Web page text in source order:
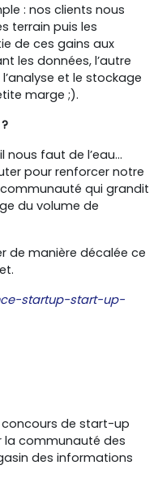
: nos clients nous
terrain puis les
de ces gains aux
les données, l’autre
et le stockage
marge ;).
nous faut de l’eau…
pour renforcer notre
qui grandit
du volume de
de manière décalée ce
startup-start-up-
concours de start-up
la communauté des
des informations